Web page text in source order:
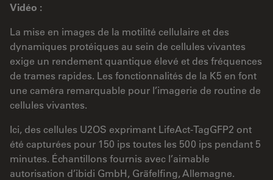
Vidéo :
La mise en images de la motilité cellulaire et des
dynamiques protéiques au sein de cellules vivantes
exige un rendement quantique élevé et des fréquences
de trames rapides. Les fonctionnalités de la K5 en font
une caméra remarquable pour l’imagerie de routine de
cellules vivantes.
Ici, des cellules U2OS exprimant LifeAct-TagGFP2 ont
été capturées pour 150 ips toutes les 500 ips pendant 5
minutes. Échantillons fournis avec l’aimable
autorisation d’ibidi GmbH, Gräfelfing, Allemagne.